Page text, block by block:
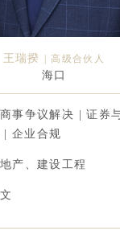
王瑞揆 高级合伙人
海口
事争议解决 | 证券
| 企业合规
产、建设工程